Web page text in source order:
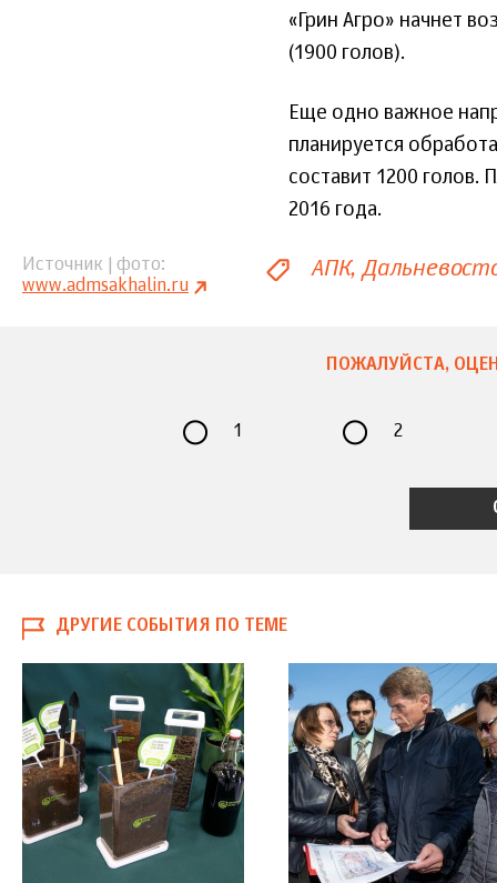
«Грин Агро» начнет
(1900 голов).
Еще одно важное
планируется
составит 1200 голов.
2016 года.
Источник | фото
www.admsakhalin.ru
АПК
ПОЖАЛУЙСТА,
1 2
ДРУГИЕ СОБЫТИЯ ПО ТЕМЕ